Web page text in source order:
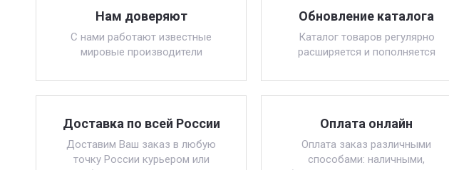
Нам доверяют
С нами работают известные
мировые производители
Обновление каталога
Каталог товаров регулярно
расширяется и пополняется
Доставка по всей России
Доставим Ваш заказ в любую
точку России курьером или
Оплата онлайн
Оплата заказ различными
способами: наличными,